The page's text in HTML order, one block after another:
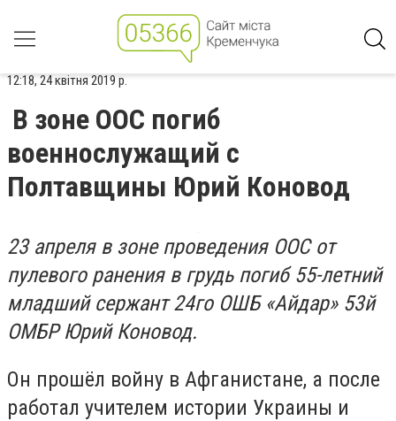
12:18, 24 квітня 2019 р.
В зоне ООС погиб
военнослужащий с
Полтавщины Юрий Коновод
23 апреля в зоне проведения ООС от
пулевого ранения в грудь погиб 55-летний
младший сержант 24го ОШБ «Айдар» 53й
ОМБР Юрий Коновод.
Он прошёл войну в Афганистане, а после
работал учителем истории Украины и